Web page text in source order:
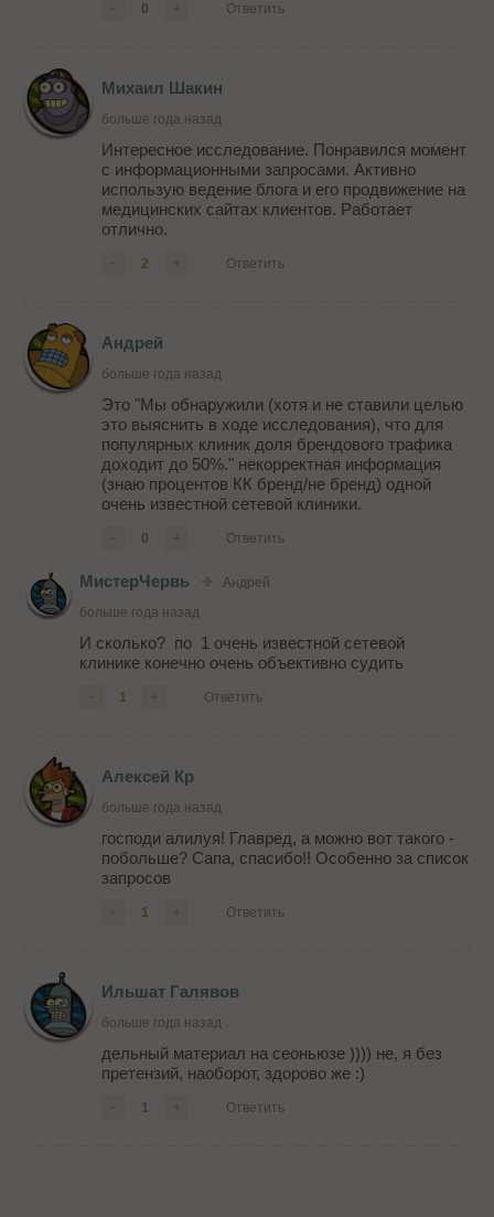
0 Ответить
Михаил Шакин
больше года назад
Интересное исследование. Понравился момент
с информационными запросами. Активно
использую ведение блога и его продвижение на
медицинских сайтах клиентов. Работает
отлично.
2 Ответить
Андрей
больше года назад
Это "Мы обнаружили (хотя и не ставили целью
это выяснить в ходе исследования), что для
популярных клиник доля брендового трафика
доходит до 50%." некорректная информация
(знаю процентов КК бренд/не бренд) одной
очень известной сетевой клиники.
0 Ответить
МистерЧервь
Андрей
больше года назад
И сколько? по 1 очень известной сетевой
клинике конечно очень объективно судить
1 Ответить
Алексей Кр
больше года назад
господи алилуя! Главред, а можно вот такого -
побольше? Сапа, спасибо!! Особенно за список
запросов
1 Ответить
Ильшат Галявов
больше года назад
дельный материал на сеоньюзе )))) не, я без
претензий, наоборот, здорово же :)
1 Ответить